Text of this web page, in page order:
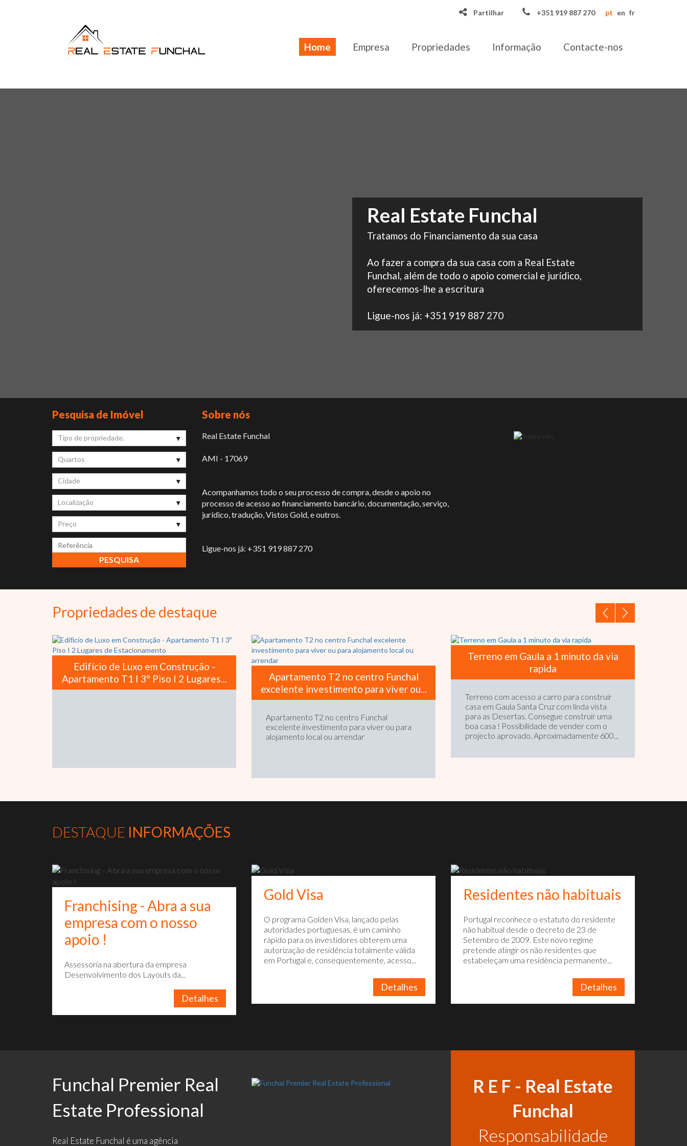
Partilhar +351 919 887 270 pt en fr
Home Empresa Propriedades Informação Contacte-nos
Real Estate Funchal
Tratamos do Financiamento da sua casa
Ao fazer a compra da sua casa com a Real Estate
Funchal, além de todo o apoio comercial e jurídico,
oferecemos-lhe a escritura
Ligue-nos já: +351 919 887 270
Pesquisa de Imóvel
Tipo de propriedade.
Quartos
Cidade
Localização
Preço
Sobre nós
Real Estate Funchal
AMI - 17069
Acompanhamos todo o seu processo de compra, desde o apoio no
processo de acesso ao financiamento bancário, documentação, serviço,
jurídico, tradução, Vistos Gold, e outros.
Ligue-nos já: +351 919 887 270
Propriedades de destaque
Edifício de Luxo em Construção -
Apartamento T1 I 3º Piso I 2 Lugares...
Apartamento T2 no centro Funchal
excelente investimento para viver ou...
Apartamento T2 no centro Funchal
excelente investimento para viver ou para
alojamento local ou arrendar
Terreno em Gaula a 1 minuto da via
rapida
Terreno com acesso a carro para construir
casa em Gaula Santa Cruz com linda vista
para as Desertas. Consegue construir uma
boa casa ! Possibilidade de vender com o
projecto aprovado. Aproximadamente 600...
DESTAQUE INFORMAÇÕES
Franchising - Abra a sua
empresa com o nosso
apoio !
Assessoria na abertura da empresa
Desenvolvimento dos Layouts da...
Detalhes
Gold Visa
O programa Golden Visa, lançado pelas
autoridades portuguesas, é um caminho
rápido para os investidores obterem uma
autorização de residência totalmente válida
em Portugal e, consequentemente, acesso...
Detalhes
Residentes não habituais
Portugal reconhece o estatuto do residente
não habitual desde o decreto de 23 de
Setembro de 2009. Este novo regime
pretende atingir os não residentes que
estabeleçam uma residência permanente...
Detalhes
Funchal Premier Real
Estate Professional
Real Estate Funchal é uma agência
R E F - Real Estate
Funchal
Responsabilidade